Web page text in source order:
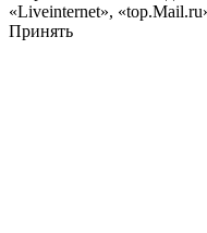
«Liveinternet»,
Принять